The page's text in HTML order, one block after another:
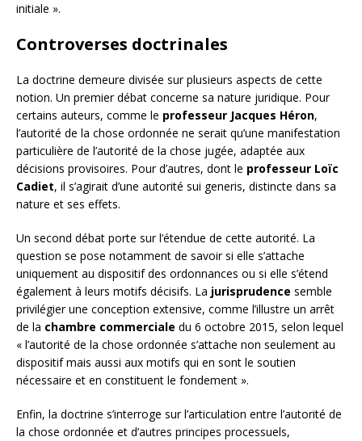
initiale ».
Controverses doctrinales
La doctrine demeure divisée sur plusieurs aspects de cette
notion. Un premier débat concerne sa nature juridique. Pour
certains auteurs, comme le professeur Jacques Héron,
l’autorité de la chose ordonnée ne serait qu’une manifestation
particulière de l’autorité de la chose jugée, adaptée aux
décisions provisoires. Pour d’autres, dont le professeur Loïc
Cadiet, il s’agirait d’une autorité sui generis, distincte dans sa
nature et ses effets.
Un second débat porte sur l’étendue de cette autorité. La
question se pose notamment de savoir si elle s’attache
uniquement au dispositif des ordonnances ou si elle s’étend
également à leurs motifs décisifs. La jurisprudence semble
privilégier une conception extensive, comme l’illustre un arrêt
de la chambre commerciale du 6 octobre 2015, selon lequel
« l’autorité de la chose ordonnée s’attache non seulement au
dispositif mais aussi aux motifs qui en sont le soutien
nécessaire et en constituent le fondement ».
Enfin, la doctrine s’interroge sur l’articulation entre l’autorité de
la chose ordonnée et d’autres principes processuels,